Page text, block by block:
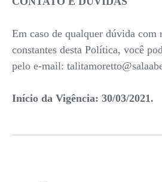
Em caso de qualquer dúvida com
constantes desta Política, você
pelo e-mail:
Início da Vigência: 30/03/2021.